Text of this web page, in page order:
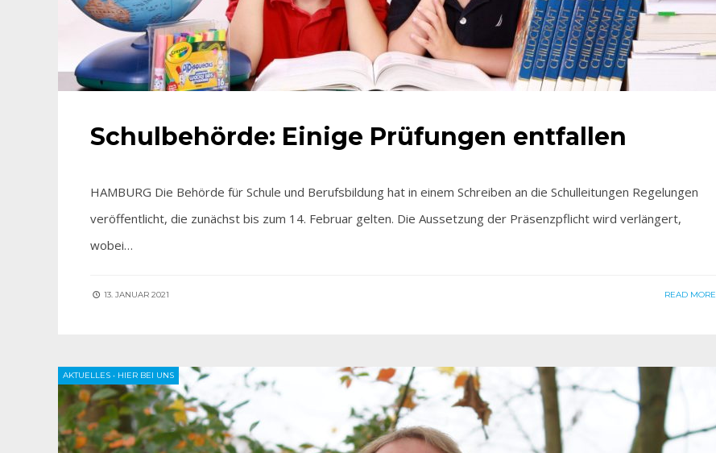
Schulbehörde: Einige Prüfungen entfallen
HAMBURG Die Behörde für Schule und Berufsbildung hat in einem Schreiben an die Schulleitungen Regelungen
veröffentlicht, die zunächst bis zum 14. Februar gelten. Die Aussetzung der Präsenzpflicht wird verlängert,
wobei…
13. JANUAR 2021 READ MORE
AKTUELLES • HIER BEI UNS